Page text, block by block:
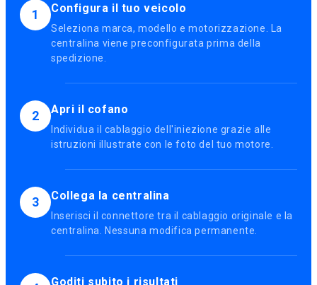
1 Configura il tuo veicolo
Seleziona marca, modello e motorizzazione. La
centralina viene preconfigurata prima della
spedizione.
2 Apri il cofano
Individua il cablaggio dell'iniezione grazie alle
istruzioni illustrate con le foto del tuo motore.
3 Collega la centralina
Inserisci il connettore tra il cablaggio originale e la
centralina. Nessuna modifica permanente.
Goditi subito i risultati